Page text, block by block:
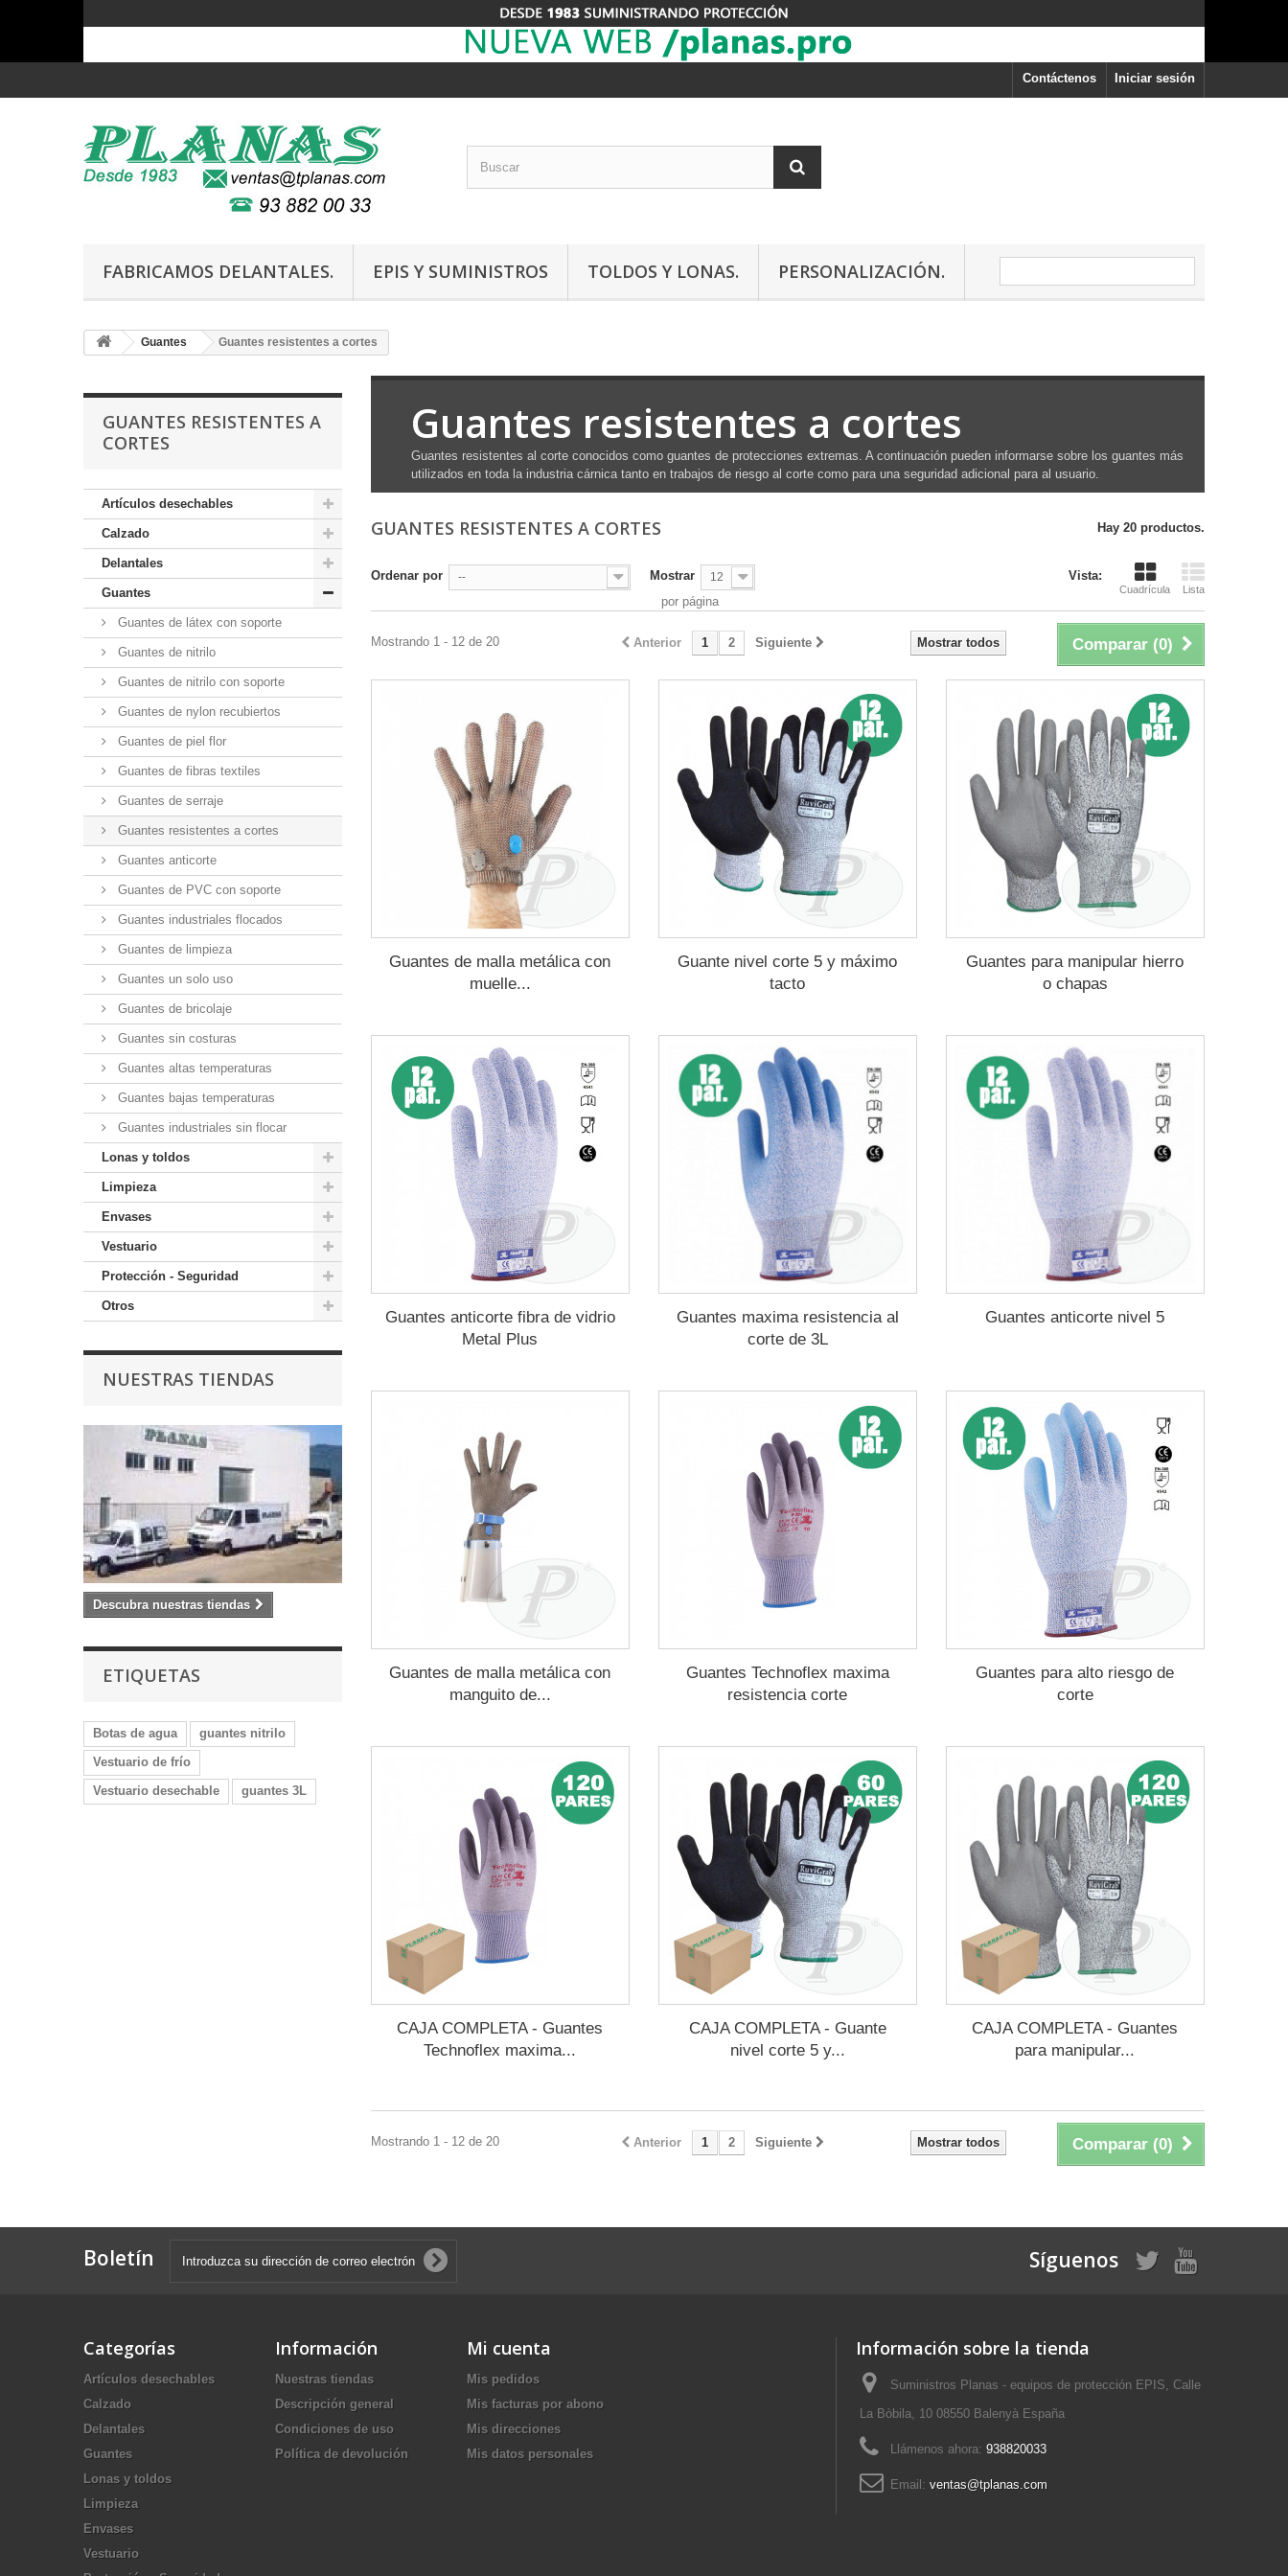
Iniciar sesión
Contáctenos
FABRICAMOS DELANTALES. EPIS Y SUMINISTROS TOLDOS Y LONAS. PERSONALIZACIÓN.
Guantes Guantes resistentes a cortes
GUANTES RESISTENTES A
CORTES
Artículos desechables
Calzado
Delantales
Guantes
Guantes de látex con soporte
Guantes de nitrilo
Guantes de nitrilo con soporte
Guantes de nylon recubiertos
Guantes de piel flor
Guantes de fibras textiles
Guantes de serraje
Guantes resistentes a cortes
Guantes anticorte
Guantes de PVC con soporte
Guantes industriales flocados
Guantes de limpieza
Guantes un solo uso
Guantes de bricolaje
Guantes sin costuras
Guantes altas temperaturas
Guantes bajas temperaturas
Guantes industriales sin flocar
Lonas y toldos
Limpieza
Envases
Vestuario
Protección - Seguridad
Otros
NUESTRAS TIENDAS
Descubra nuestras tiendas
ETIQUETAS
Botas de agua
guantes nitrilo
Vestuario de frío
Vestuario desechable
guantes 3L
Guantes resistentes a cortes
Guantes resistentes al corte conocidos como guantes de protecciones extremas. A continuación pueden informarse sobre los guantes más
utilizados en toda la industria cárnica tanto en trabajos de riesgo al corte como para una seguridad adicional para al usuario.
GUANTES RESISTENTES A CORTES Hay 20 productos.
Vista:
Cuadrícula Lista
Ordenar por -- Mostrar 12
por página
Comparar (0)
Mostrar todos
Anterior 1 2 Siguiente
Mostrando 1 - 12 de 20
Guantes de malla metálica con
muelle...
Guante nivel corte 5 y máximo
tacto
Guantes para manipular hierro
o chapas
Guantes anticorte fibra de vidrio
Metal Plus
Guantes maxima resistencia al
corte de 3L
Guantes anticorte nivel 5
Guantes de malla metálica con
manguito de...
Guantes Technoflex maxima
resistencia corte
Guantes para alto riesgo de
corte
CAJA COMPLETA - Guantes
Technoflex maxima...
CAJA COMPLETA - Guante
nivel corte 5 y...
CAJA COMPLETA - Guantes
para manipular...
Comparar (0)
Mostrar todos
Anterior 1 2 Siguiente
Mostrando 1 - 12 de 20
Boletín Síguenos
Categorías
Artículos desechables
Calzado
Delantales
Guantes
Lonas y toldos
Limpieza
Envases
Vestuario
Información
Nuestras tiendas
Descripción general
Condiciones de uso
Política de devolución
Mi cuenta
Mis pedidos
Mis facturas por abono
Mis direcciones
Mis datos personales
Información sobre la tienda
Suministros Planas - equipos de protección EPIS, Calle
La Bòbila, 10 08550 Balenyà España
Llámenos ahora: 938820033
Email: ventas@tplanas.com